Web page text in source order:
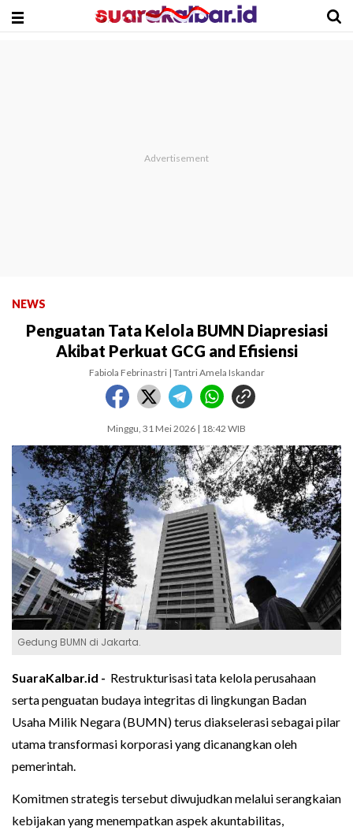
NEWS
Penguatan Tata Kelola BUMN Diapresiasi
Akibat Perkuat GCG and Efisiensi
Fabiola Febrinastri | Tantri Amela Iskandar
Minggu, 31 Mei 2026 | 18:42 WIB
Gedung BUMN di Jakarta.
SuaraKalbar.id - Restrukturisasi tata kelola perusahaan
serta penguatan budaya integritas di lingkungan Badan
Usaha Milik Negara (BUMN) terus diakselerasi sebagai pilar
utama transformasi korporasi yang dicanangkan oleh
pemerintah.
Komitmen strategis tersebut diwujudkan melalui serangkaian
kebijakan yang menempatkan aspek akuntabilitas,